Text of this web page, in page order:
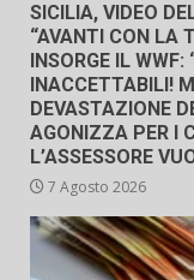
SICILIA, VIDEO
“AVANTI CON LA
INSORGE IL
INACCETTABILI!
DEVASTAZIONE
AGONIZZA PER I
L’ASSESSORE
7 Agosto 2026